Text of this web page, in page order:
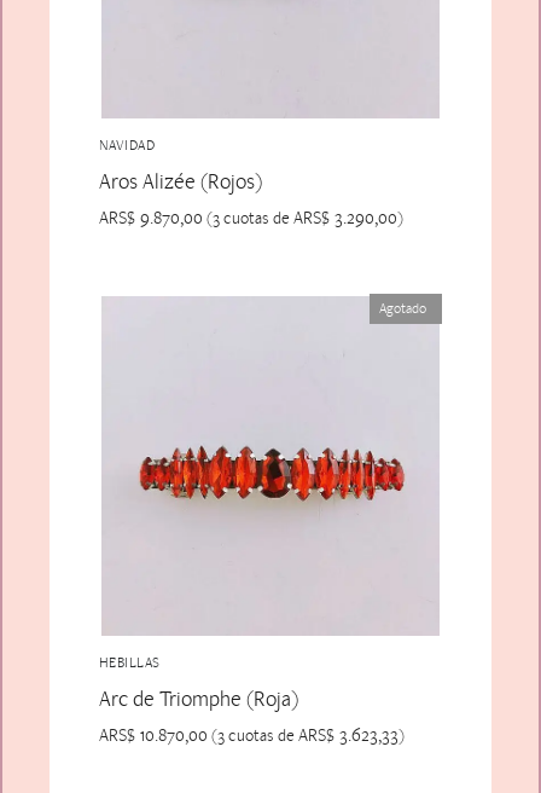
NAVIDAD
Aros Alizée (Rojos)
ARS$9.870,00 (3 cuotas de ARS$3.290,00)
HEBILLAS
Agotado
Arc de Triomphe (Roja)
ARS$10.870,00 (3 cuotas de ARS$3.623,33)